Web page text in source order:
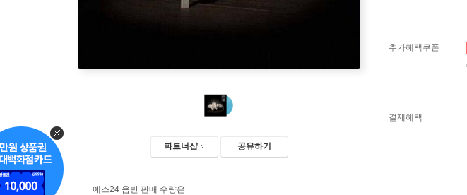
파트너샵 공유하기
예스24 음반 판매 수량은
추가혜택쿠폰
결제혜택